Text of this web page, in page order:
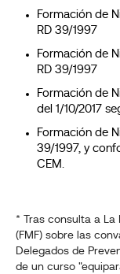
Formación de
RD 39/1997
Formación de
RD 39/1997
Formación de
del 1/10/2017
Formación de
39/1997, y
CEM.
* Tras consulta a La
(FMF) sobre las
Delegados de
de un curso